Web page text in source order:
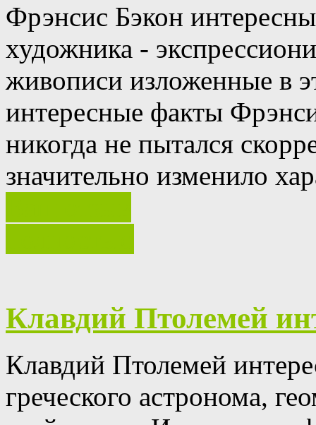
Фрэнсис Бэкон
художника -
живописи изложенные в
интересные факты
никогда не пытался
значительно изменило
Клавдий Птолемей
Клавдий Птолемей
греческого астронома,